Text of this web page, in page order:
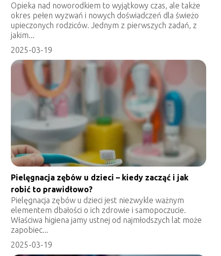
Opieka nad noworodkiem to wyjątkowy czas, ale także
okres pełen wyzwań i nowych doświadczeń dla świeżo
upieczonych rodziców. Jednym z pierwszych zadań, z
jakim...
2025-03-19
Pielęgnacja zębów u dzieci – kiedy zacząć i jak
robić to prawidłowo?
Pielęgnacja zębów u dzieci jest niezwykle ważnym
elementem dbałości o ich zdrowie i samopoczucie.
Właściwa higiena jamy ustnej od najmłodszych lat może
zapobiec...
2025-03-19